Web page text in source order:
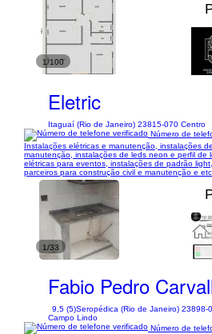
1/100
Eletric
Itaguaí (Rio de Janeiro) 23815-070 Centro
Número de
Instalações elétricas e manutenção, instalações
manutenção, instalações de leds neon e perfil de
elétricas para eventos, instalações de padrão
parceiros para construção civil e manutenção e etc.
1/33
Fabio Pedro
9,5 (5)Seropédica (Rio de Janeiro) 23898-
Campo Lindo
Número de